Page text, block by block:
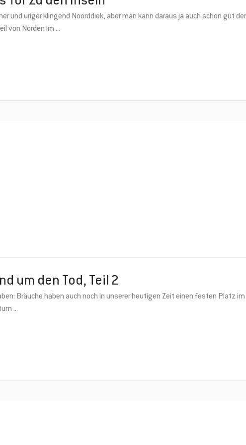
und uriger klingend Noorddiek, aber man kann daraus ja auch schon gut
von Norden im
um den Tod, Teil 2
Bräuche haben auch noch in unserer heutigen Zeit einen festen Platz